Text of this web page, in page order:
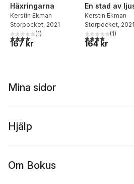
Häxringarna
Kerstin Ekman
Storpocket, 2021
4,0utav 5 stjärnor. Totalt antal röster:
(1)
167 kr
En stad av
Kerstin Ekman
Storpocket, 2021
4,0utav 5(1)
164 kr
Mina sidor
Hjälp
Om Bokus